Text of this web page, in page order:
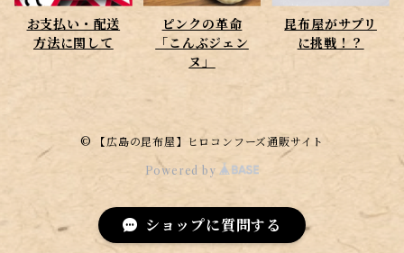
お支払い・配送
方法に関して
ピンクの革命
「こんぶジェン
ヌ」
昆布屋がサプリ
に挑戦！？
© 【広島の昆布屋】ヒロコンフーズ通販サイト
Powered by
ショップに質問する